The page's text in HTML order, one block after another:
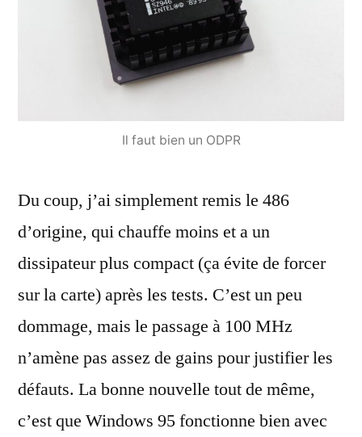
Il faut bien un ODPR
Du coup, j’ai simplement remis le 486
d’origine, qui chauffe moins et a un
dissipateur plus compact (ça évite de forcer
sur la carte) après les tests. C’est un peu
dommage, mais le passage à 100 MHz
n’amène pas assez de gains pour justifier les
défauts. La bonne nouvelle tout de même,
c’est que Windows 95 fonctionne bien avec